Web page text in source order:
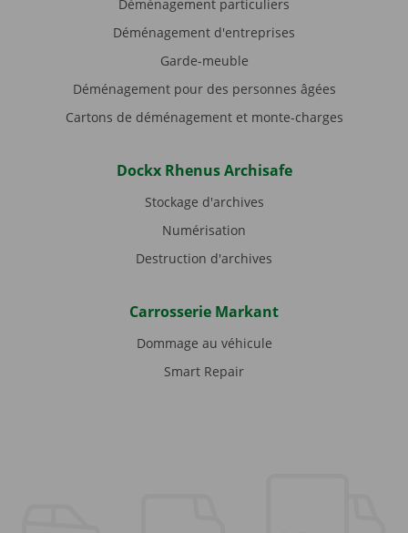
Déménagement particuliers
Déménagement d'entreprises
Garde-meuble
Déménagement pour des personnes âgées
Cartons de déménagement et monte-charges
Dockx Rhenus Archisafe
Stockage d'archives
Numérisation
Destruction d'archives
Carrosserie Markant
Dommage au véhicule
Smart Repair